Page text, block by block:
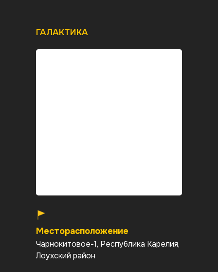
Месторасположение
Чарнокитовое-1, Республика Карелия,
Лоухский район
ГАЛАКТИКА